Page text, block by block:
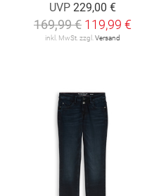
UVP 229,00 €
169,99 € 119,99 €
inkl. MwSt. zzgl.Versand